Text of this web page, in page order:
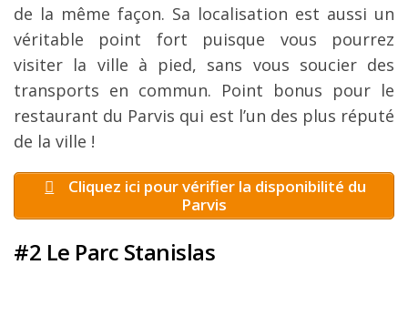
de la même façon. Sa localisation est aussi un
véritable point fort puisque vous pourrez
visiter la ville à pied, sans vous soucier des
transports en commun. Point bonus pour le
restaurant du Parvis qui est l’un des plus réputé
de la ville !
Cliquez ici pour vérifier la disponibilité du
Parvis
#2 Le Parc Stanislas